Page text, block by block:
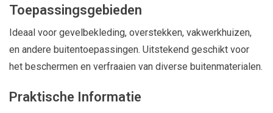
Toepassingsgebieden
Ideaal voor gevelbekleding, overstekken, vakwerkhuizen,
en andere buitentoepassingen. Uitstekend geschikt voor
het beschermen en verfraaien van diverse buitenmaterialen.
Praktische Informatie